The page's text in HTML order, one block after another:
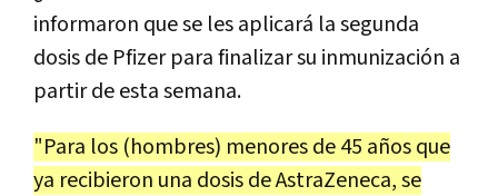
informaron que se les aplicará la segunda
dosis de Pfizer para finalizar su inmunización a
partir de esta semana.
"Para los (hombres) menores de 45 años que
ya recibieron una dosis de AstraZeneca, se